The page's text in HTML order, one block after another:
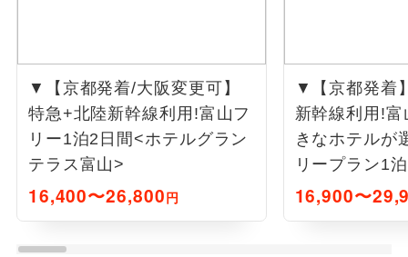
▼【京都発着/大阪変更可】
特急+北陸新幹線利用!富山フ
リー1泊2日間<ホテルグラン
テラス富山>
16,400〜26,800円
▼【京都発着
新幹線利用!
きなホテルが
リープラン1
16,900〜